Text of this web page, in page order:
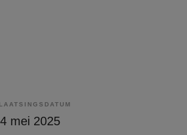
mei 2025